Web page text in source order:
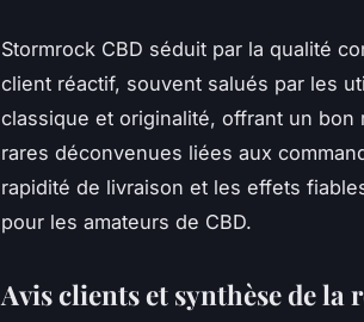
Stormrock CBD séduit par la qualité
client réactif, souvent salués par les
classique et originalité, offrant un
rares déconvenues liées aux
rapidité de livraison et les effets
pour les amateurs de CBD.
Avis clients et synthèse de